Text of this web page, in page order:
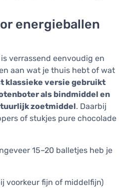
energieballen
verrassend eenvoudig en
aan wat je thuis hebt of wat
klassieke versie gebruikt
als bindmiddel en
zoetmiddel. Daarbij
of stukjes pure chocolade
15–20 balletjes heb je
voorkeur fijn of middelfijn)